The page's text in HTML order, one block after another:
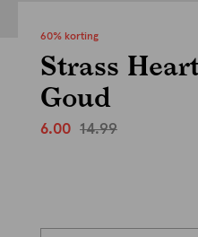
60% korting
Strass
Goud
6.00 14.99